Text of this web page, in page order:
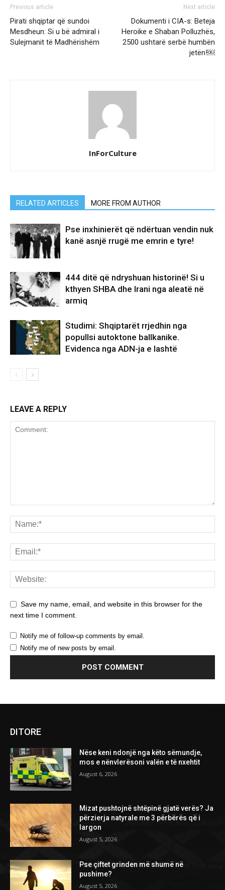
Previous article
Pirati shqiptar që sundoi
Mesdheun: Si u bë admiral i
Sulejmanit të Madhërishëm
Next article
Dokumenti i CIA-s: Beteja
Heroike e Shaban Polluzhës,
2500 ushtarë serbë humbën
jetën!￼
InForCulture
RELATED ARTICLES MORE FROM AUTHOR
Pse inxhinierët që ndërtuan vendin nuk
kanë asnjë rrugë me emrin e tyre!
444 ditë që ndryshuan historinë! Si u
kthyen SHBA dhe Irani nga aleatë në
armiq
Studimi: Shqiptarët rrjedhin nga
popullsi autoktone ballkanike.
Evidenca nga ADN-ja e lashtë
LEAVE A REPLY
Save my name, email, and website in this browser for the
next time I comment.
Notify me of follow-up comments by email.
Notify me of new posts by email.
DITORE
Nëse keni ndonjë nga këto sëmundje,
mos e nënvlerësoni valën e të nxehtit
August 6, 2026
Mizat pushtojnë shtëpinë gjatë verës? Ja
përzierja natyrale me 3 përbërës që i
largon
August 5, 2026
Pse çiftet grinden më shumë në
pushime?
August 5, 2026